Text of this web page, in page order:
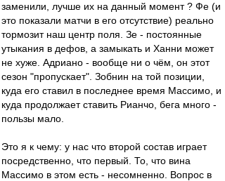
заменили, лучше их на данный момент ? Фе (и
это показали матчи в его отсутствие) реально
тормозит наш центр поля. Зе - постоянные
утыкания в дефов, а замыкать и Ханни может
не хуже. Адриано - вообще ни о чём, он этот
сезон "пропускает". Зобнин на той позиции,
куда его ставил в последнее время Массимо, и
куда продолжает ставить Рианчо, бега много -
пользы мало.
Это я к чему: у нас что второй состав играет
посредственно, что первый. То, что вина
Массимо в этом есть - несомненно. Вопрос в